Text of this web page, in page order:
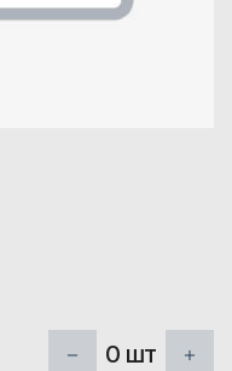
0 шт